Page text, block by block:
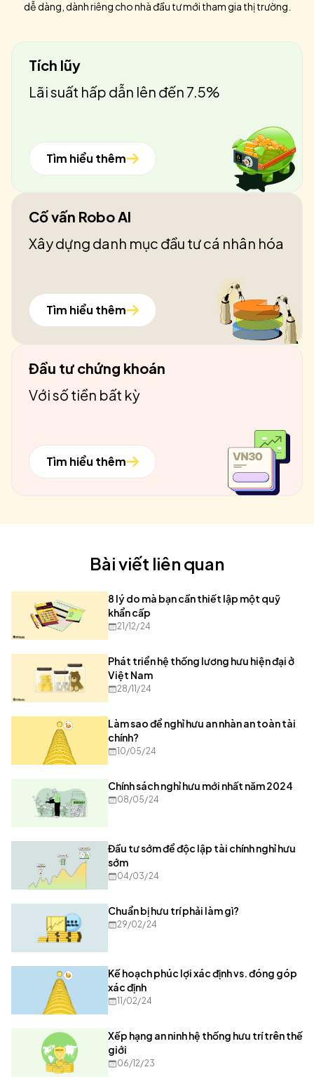
dễ dàng, dành riêng cho nhà đầu tư mới tham gia thị trường.
Tích lũy
Lãi suất hấp dẫn lên đến 7.5%
Tìm hiểu thêm
Cố vấn Robo AI
Xây dựng danh mục đầu tư cá nhân hóa
Tìm hiểu thêm
Đầu tư chứng khoán
Với số tiền bất kỳ
Tìm hiểu thêm
Bài viết liên quan
8 lý do mà bạn cần thiết lập một quỹ
khẩn cấp
21/12/24
Phát triển hệ thống lương hưu hiện đại ở
Việt Nam
28/11/24
Làm sao để nghỉ hưu an nhàn an toàn tài
chính?
10/05/24
Chính sách nghỉ hưu mới nhất năm 2024
08/05/24
Đầu tư sớm để độc lập tài chính nghỉ hưu
sớm
04/03/24
Chuẩn bị hưu trí phải làm gì?
29/02/24
Kế hoạch phúc lợi xác định vs. đóng góp
xác định
11/02/24
Xếp hạng an ninh hệ thống hưu trí trên thế
giới
06/12/23